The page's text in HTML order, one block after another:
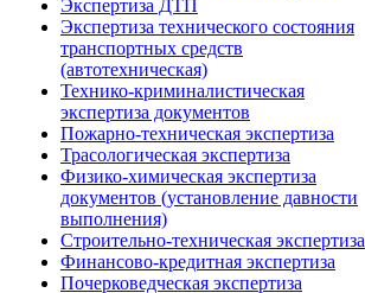
Экспертиза ДТП
Экспертиза технического состояния
транспортных средств
(автотехническая)
Технико-криминалистическая
экспертиза документов
Пожарно-техническая экспертиза
Трасологическая экспертиза
Физико-химическая экспертиза
документов (установление давности
выполнения)
Строительно-техническая экспертиза
Финансово-кредитная экспертиза
Почерковедческая экспертиза